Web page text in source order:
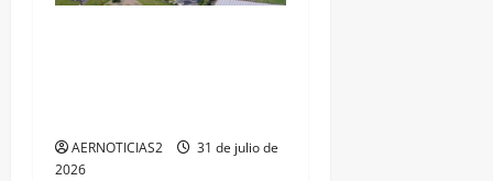
AERNOTICIAS2
31 de julio de
2026